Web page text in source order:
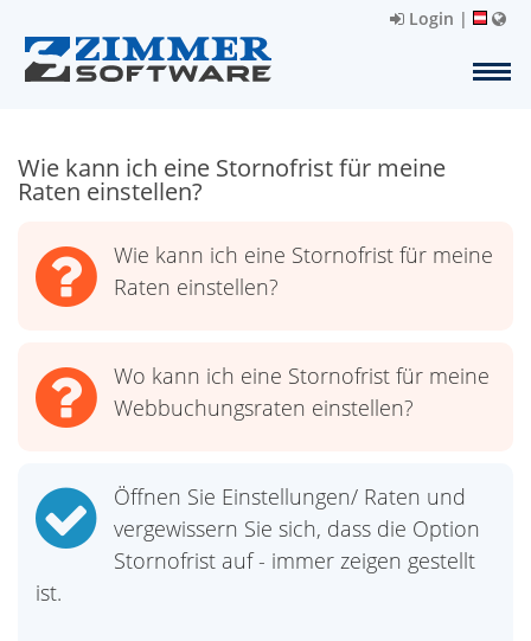
Login |
Wie kann ich eine Stornofrist für meine
Raten einstellen?
Wie kann ich eine Stornofrist für meine
Raten einstellen?
Wo kann ich eine Stornofrist für meine
Webbuchungsraten einstellen?
Öffnen Sie Einstellungen/ Raten und
vergewissern Sie sich, dass die Option
Stornofrist auf - immer zeigen gestellt
ist.